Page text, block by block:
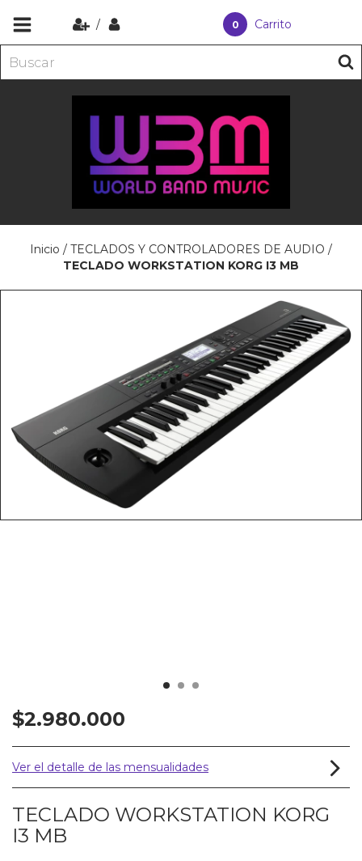
/ 0 Carrito
Inicio / TECLADOS Y CONTROLADORES DE AUDIO /
TECLADO WORKSTATION KORG I3 MB
$2.980.000
Ver el detalle de las mensualidades
TECLADO WORKSTATION KORG
I3 MB